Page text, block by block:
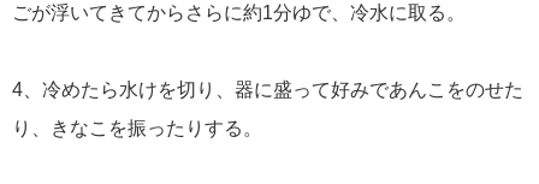
ごが浮いてきてからさらに約1分ゆで、冷水に取る。
4、冷めたら水けを切り、器に盛って好みであんこをのせた
り、きなこを振ったりする。